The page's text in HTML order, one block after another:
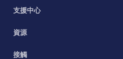
支援中心
資源
接觸